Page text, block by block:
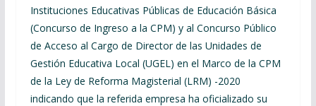
Instituciones Educativas Públicas de Educación Básica
(Concurso de Ingreso a la CPM) y al Concurso Público
de Acceso al Cargo de Director de las Unidades de
Gestión Educativa Local (UGEL) en el Marco de la CPM
de la Ley de Reforma Magisterial (LRM) -2020
indicando que la referida empresa ha oficializado su